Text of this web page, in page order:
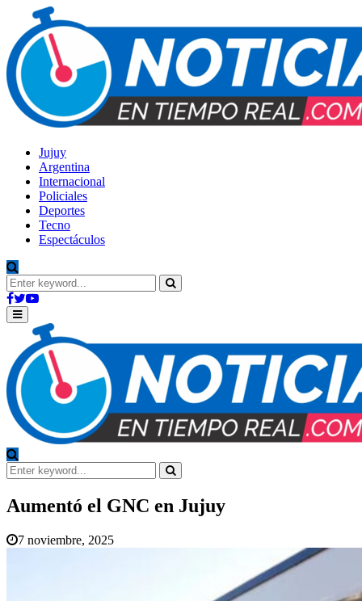
Jujuy
Argentina
Internacional
Policiales
Deportes
Tecno
Espectáculos
Search
for:
Search
Facebook
Twitter
Youtube
Primary
Menu
Search
for:
Search
Aumentó el GNC en Jujuy
7 noviembre, 2025